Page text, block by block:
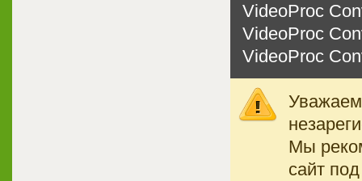
VideoProc
VideoProc
VideoProc
Мы
сайт